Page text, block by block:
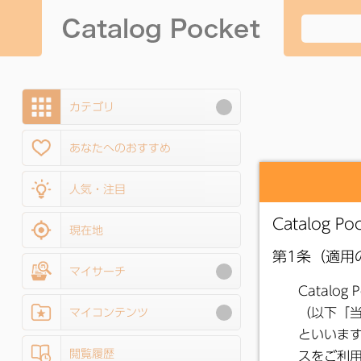
カテゴリ
あなたへのおすすめ
人気・注目
現在地
マイサーチ
マイコンテンツ
閲覧履歴